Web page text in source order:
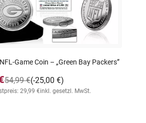
Game Coin – „Green Bay Packers”
(-25,00 €)
54,99 €
29,99 €inkl. gesetzl. MwSt.